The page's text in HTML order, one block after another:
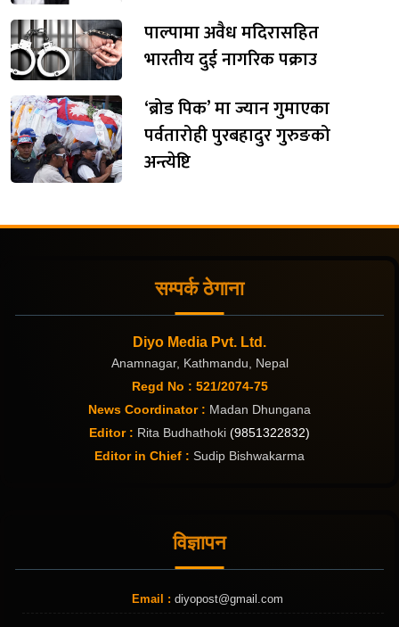
पाल्पामा अवैध मदिरासहित
भारतीय दुई नागरिक पक्राउ
‘ब्रोड पिक’ मा ज्यान गुमाएका
पर्वतारोही पुरबहादुर गुरुङको
अन्त्येष्टि
सम्पर्क ठेगाना
Diyo Media Pvt. Ltd.
Anamnagar, Kathmandu, Nepal
Regd No : 521/2074-75
News Coordinator : Madan Dhungana
Editor : Rita Budhathoki (9851322832)
Editor in Chief : Sudip Bishwakarma
विज्ञापन
Email : diyopost@gmail.com